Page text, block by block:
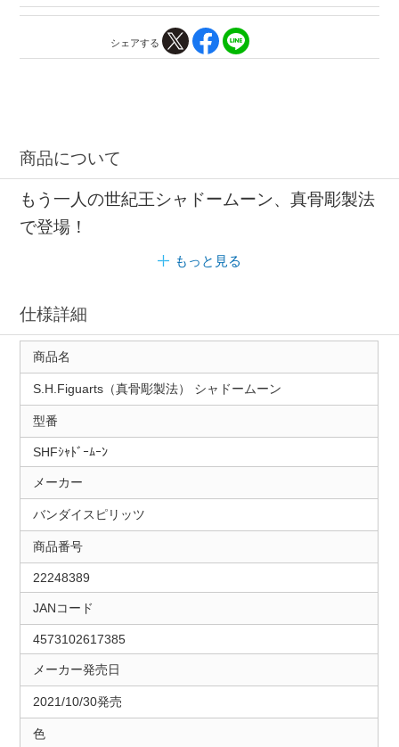
シェアする
商品について
もう一人の世紀王シャドームーン、真骨彫製法
で登場！
もっと見る
仕様詳細
商品名
S.H.Figuarts（真骨彫製法） シャドームーン
型番
SHFｼｬﾄﾞｰﾑｰﾝ
メーカー
バンダイスピリッツ
商品番号
22248389
JANコード
4573102617385
メーカー発売日
2021/10/30発売
色